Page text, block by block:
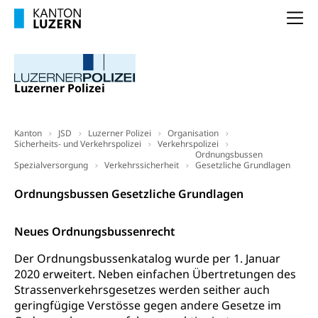
Luzerner Polizei
Kanton JSD Luzerner Polizei
Organisation
Sicherheits- und Verkehrspolizei
Verkehrspolizei
Spezialversorgung
Verkehrssicherheit
Ordnungsbussen
Gesetzliche Grundlagen
Ordnungsbussen Gesetzliche Grundlagen
Neues Ordnungsbussenrecht
Der Ordnungsbussenkatalog wurde per 1. Januar
2020 erweitert. Neben einfachen Übertretungen des
Strassenverkehrsgesetzes werden seither auch
geringfügige Verstösse gegen andere Gesetze im
Arbeitslosenentschädigung (WAS Luzern)
Selbständige (WAS Luzern)
Frühpensionierung, Altersrente, berufliche
AHV-Altersrente (WAS Luzern)
LUPK - Luzerner Pensionskasse
Wissenschaftsförderung
Forschungsförderung, Wissenschaftsmarketing,
Wissenschaft, Forschung, Entwicklung, Projekte
Pilotprojekte Klima
Innovative Projekte Landwirtschaft und
Wald
Projektförderung Universität Luzern unilu
Erwachsenenbildung und Weiterbildung
Umschulung, zweiter Bildungsweg,
Nachdiplomstudium, Zusatzlehre, Höhere
Berufsbildung, Berufsmatura nach Lehre,
Neuorientierung, Grundkompetenzen,
Berufsberatung, Standortbestimmung,
Studienberatung, Beratung und Unterstützung,
Berufsabschluss für Erwachsene